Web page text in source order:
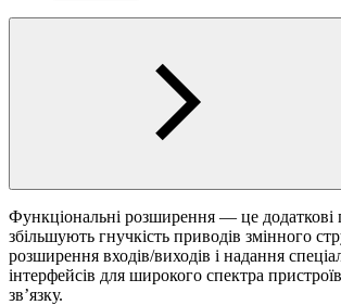
Функціональні розширення — це додаткові
збільшують гнучкість приводів змінного
розширення входів/виходів і надання
інтерфейсів для широкого спектра
зв’язку.